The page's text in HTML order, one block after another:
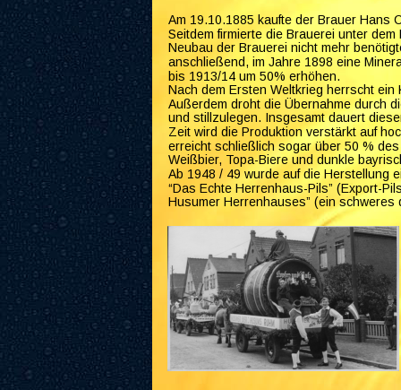
Am 19.10.1885 kaufte der Brauer Hans
Seitdem firmierte die Brauerei unter
Neubau der Brauerei nicht mehr
anschließend, im Jahre 1898 eine
bis 1913/14 um 50% erhöhen.
Nach dem Ersten Weltkrieg herrscht
Außerdem droht die Übernahme durch
und stillzulegen. Insgesamt dauert
Zeit wird die Produktion verstärkt auf
erreicht schließlich sogar über 50 %
Weißbier, Topa-Biere und dunkle
Ab 1948 / 49 wurde auf die Herstellung
“Das Echte Herrenhaus-Pils” (Export-
Husumer Herrenhauses” (ein